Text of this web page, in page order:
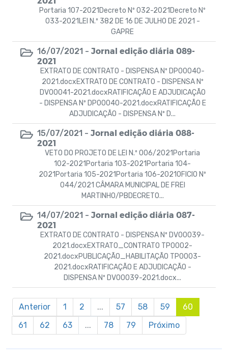
Portaria 107-2021Decreto Nº 032-2021Decreto Nº
033-2021LEI N.º 382 DE 16 DE JULHO DE 2021 -
GAPRE
16/07/2021 - Jornal edição diária 089-
2021
EXTRATO DE CONTRATO - DISPENSA Nº DP00040-
2021.docxEXTRATO DE CONTRATO - DISPENSA Nº
DV00041-2021.docxRATIFICAÇÃO E ADJUDICAÇÃO
- DISPENSA Nº DP00040-2021.docxRATIFICAÇÃO E
ADJUDICAÇÃO - DISPENSA Nº D...
15/07/2021 - Jornal edição diária 088-
2021
VETO DO PROJETO DE LEI N.º 006/2021Portaria
102-2021Portaria 103-2021Portaria 104-
2021Portaria 105-2021Portaria 106-2021OFICIO Nº
044/2021 CÂMARA MUNICIPAL DE FREI
MARTINHO/PBDECRETO...
14/07/2021 - Jornal edição diária 087-
2021
EXTRATO DE CONTRATO - DISPENSA Nº DV00039-
2021.docxEXTRATO_CONTRATO TP0002-
2021.docxPUBLICAÇÃO_HABILITAÇÃO TP0003-
2021.docxRATIFICAÇÃO E ADJUDICAÇÃO -
DISPENSA Nº DV00039-2021.docx...
Anterior 1 2 ... 57 58 59
60
61
62 63 ... 78 79 Próximo